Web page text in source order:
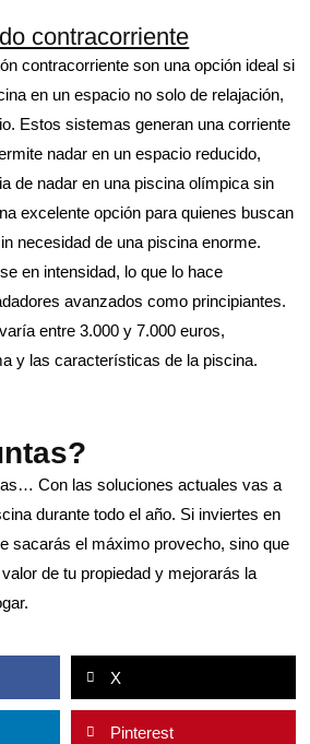
contracorriente
contracorriente son una opción ideal si
en un espacio no solo de relajación,
Estos sistemas generan una corriente
nadar en un espacio reducido,
de nadar en una piscina olímpica sin
excelente opción para quienes buscan
necesidad de una piscina enorme.
en intensidad, lo que lo hace
avanzados como principiantes.
entre 3.000 y 7.000 euros,
y las características de la piscina.
Con las soluciones actuales vas a
durante todo el año. Si inviertes en
sacarás el máximo provecho, sino que
de tu propiedad y mejorarás la
X
Pinterest